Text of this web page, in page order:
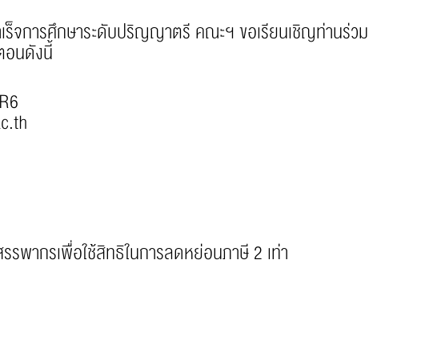
จการศึกษาระดับปริญญาตรี คณะฯ ขอเรียนเชิญท่านร่วม
อนดังนี้
พากรเพื่อใช้สิทธิในการลดหย่อนภาษี 2 เท่า